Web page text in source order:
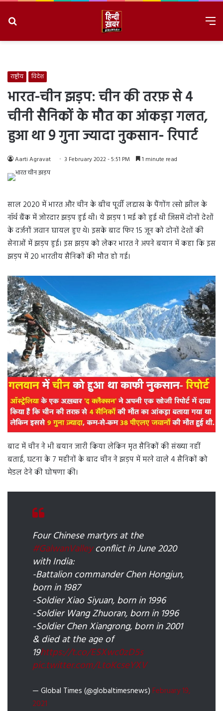
राष्ट्रीय विदेश
भारत-चीन झड़प: चीन की तरफ़ से 4
चीनी सैनिकों के मौत का आंकड़ा गलत,
हुआ था 9 गुना ज्यादा नुकसान- रिपार्ट
Aarti Agravat 3 February 2022 - 5:51 PM 1 minute read
साल 2020 में भारत और चीन के बीच पूर्वी लद्दाख के पैंगोंग त्सो झील के
नॉर्थ बैंक में जोरदार झड़प हुई थी। ये झड़प 1 मई को हुई थी जिसमें दोनों देशों
के दर्जनों जवान घायल हुए थे। इसके बाद फिर 15 जून को दोनों देशों की
सेनाओं में झड़प हुई। इस झड़प को लेकर भारत ने अपने बयान में कहा कि इस
झड़प में 20 भारतीय सैनिकों की मौत हो गई।
बाद में चीन ने भी बयान जारी किया लेकिन मृत सैनिकों की संख्या नहीं
बताई, घटना के 7 महीनों के बाद चीन ने झड़प में मरने वाले 4 सैनिकों को
मेडल देने की घोषणा की।
Four Chinese martyrs at the
#GalwanValleyconflict in June 2020
with India:
-Battalion commander Chen Hongjun,
born in 1987
-Soldier Xiao Siyuan, born in 1996
-Soldier Wang Zhuoran, born in 1996
-Soldier Chen Xiangrong, born in 2001
& died at the age of
19https://t.co/ESXwc0zD5s
pic.twitter.com/LtoKcseYXV
— Global Times (@globaltimesnews) February 19,
2021